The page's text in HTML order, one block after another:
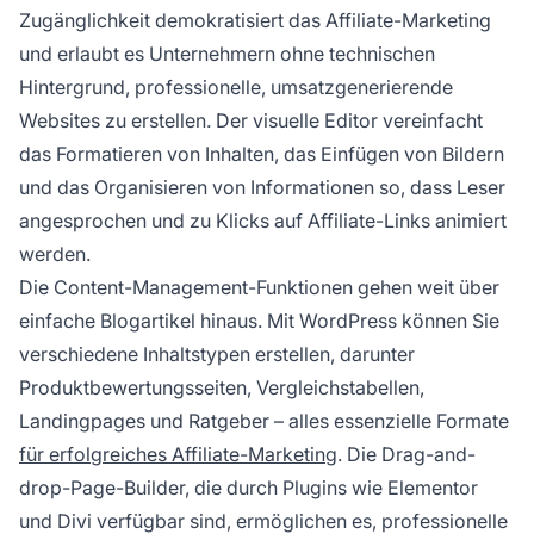
Zugänglichkeit demokratisiert das Affiliate-Marketing
und erlaubt es Unternehmern ohne technischen
Hintergrund, professionelle, umsatzgenerierende
Websites zu erstellen. Der visuelle Editor vereinfacht
das Formatieren von Inhalten, das Einfügen von Bildern
und das Organisieren von Informationen so, dass Leser
angesprochen und zu Klicks auf Affiliate-Links animiert
werden.
Die Content-Management-Funktionen gehen weit über
einfache Blogartikel hinaus. Mit WordPress können Sie
verschiedene Inhaltstypen erstellen, darunter
Produktbewertungsseiten, Vergleichstabellen,
Landingpages und Ratgeber – alles essenzielle Formate
für erfolgreiches Affiliate-Marketing. Die Drag-and-
drop-Page-Builder, die durch Plugins wie Elementor
und Divi verfügbar sind, ermöglichen es, professionelle